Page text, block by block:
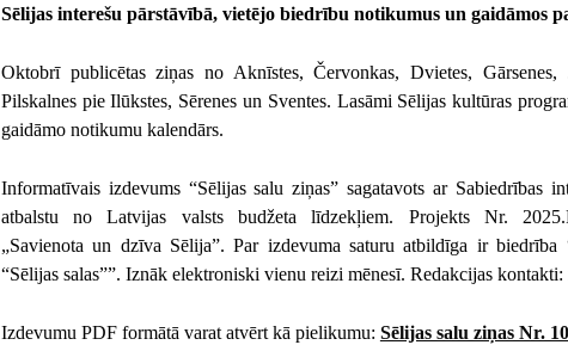
Sēlijas interešu pārstāvībā, vietējo biedrību notikumus un gaidāmos
Oktobrī publicētas ziņas no Aknīstes, Červonkas, Dvietes, Gārsenes,
Pilskalnes pie Ilūkstes, Sērenes un Sventes. Lasāmi Sēlijas kultūras
gaidāmo notikumu kalendārs.
Informatīvais izdevums “Sēlijas salu ziņas” sagatavots ar Sabiedrības
atbalstu no Latvijas valsts budžeta līdzekļiem. Projekts Nr.
„Savienota un dzīva Sēlija”. Par izdevuma saturu atbildīga ir biedrība
“Sēlijas salas””. Iznāk elektroniski vienu reizi mēnesī. Redakcijas
Izdevumu PDF formātā varat atvērt kā pielikumu: Sēlijas salu ziņas Nr.